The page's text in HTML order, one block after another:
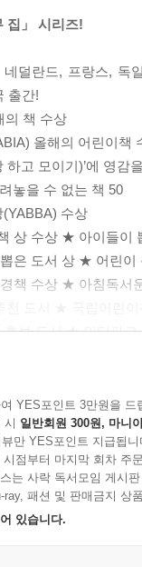
집」 시리즈!
덜란드, 프랑스, 독
출간!
의 책 수상
올해의 어린이책
고 모이기)’에 영감
놓을 수 없는 책 50
수상
상 수상 ★ 아이들이
은 도서 상 ★ 어린이
책 수상 ★ 아침독서
보 도서 ★ 인터파크
YES포인트 3만원을 드
시 일반회원 300원, 마니
만 YES포인트 지급됩니
점부터 마지막 회차 주
는 사락 독서모임 게시
ray, 패션 및 판매금지 상
있습니다.